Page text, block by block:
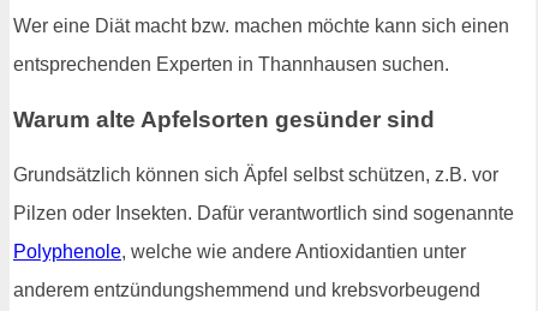
Wer eine Diät macht bzw. machen möchte kann sich einen
entsprechenden Experten in Thannhausen suchen.
Warum alte Apfelsorten gesünder sind
Grundsätzlich können sich Äpfel selbst schützen, z.B. vor
Pilzen oder Insekten. Dafür verantwortlich sind sogenannte
Polyphenole, welche wie andere Antioxidantien unter
anderem entzündungshemmend und krebsvorbeugend